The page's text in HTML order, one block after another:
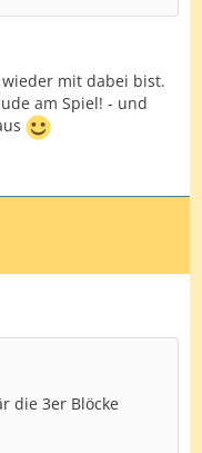
mit dabei bist.
am Spiel! - und
die 3er Blöcke